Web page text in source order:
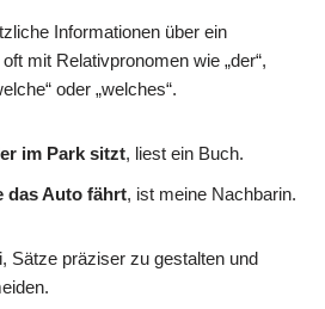
Informationen über ein
mit Relativpronomen wie „der“,
oder „welches“.
im Park sitzt, liest ein Buch.
das Auto fährt, ist meine Nachbarin.
Sätze präziser zu gestalten und